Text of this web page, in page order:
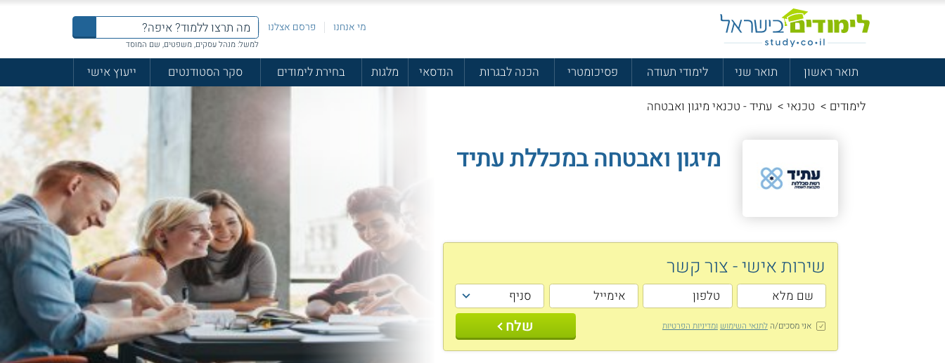
מי אנחנו פרסם אצלנו
למשל: מנהל עסקים, משפטים, שם המוסד
תואר ראשון תואר שני לימודי תעודה פסיכומטרי הכנה לבגרות הנדסאי מלגות בחירת לימודים סקר הסטודנטים
ייעוץ אישי
לימודים > טכנאי > עתיד - טכנאי מיגון ואבטחה
מיגון ואבטחה במכללת עתיד
שירות אישי - צור קשר
אני מסכים/הלתנאי השימוש ומדיניות הפרטיות שלח